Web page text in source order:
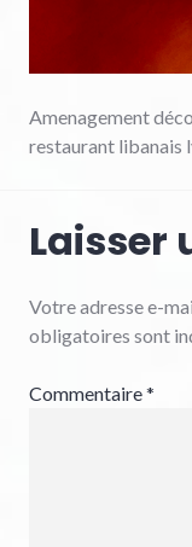
Amenagement
restaurant libanais
Laisser
Votre adresse e-
obligatoires sont
Commentaire*